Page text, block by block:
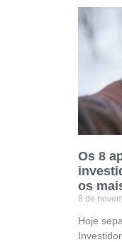
Os 8
os
8 de
Hoje